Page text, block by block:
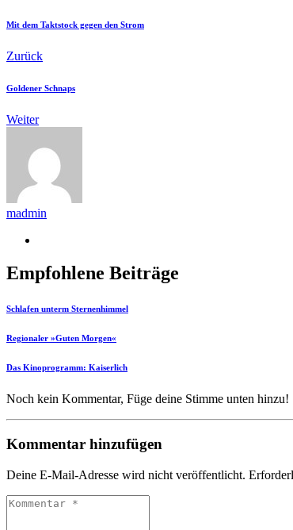
Mit dem Taktstock gegen den Strom
Zurück
Goldener Schnaps
Weiter
madmin
Empfohlene Beiträge
Schlafen unterm Sternenhimmel
Regionaler »Guten Morgen«
Das Kinoprogramm: Kaiserlich
Noch kein Kommentar, Füge deine Stimme unten hinzu!
Kommentar hinzufügen
Deine E-Mail-Adresse wird nicht veröffentlicht.
Kommentar